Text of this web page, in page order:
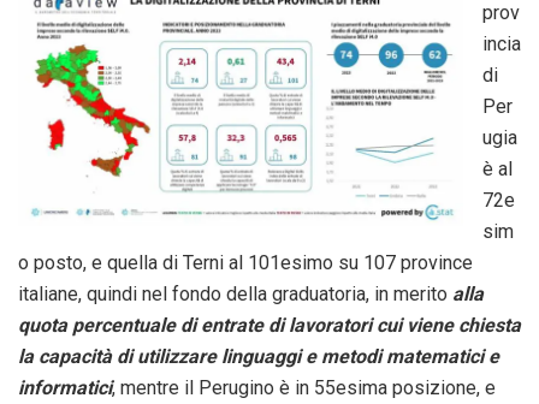
prov
incia
di
Per
ugia
è al
72e
sim
o posto, e quella di Terni al 101esimo su 107 province
italiane, quindi nel fondo della graduatoria, in merito alla
quota percentuale di entrate di lavoratori cui viene chiesta
la capacità di utilizzare linguaggi e metodi matematici e
informatici, mentre il Perugino è in 55esima posizione, e